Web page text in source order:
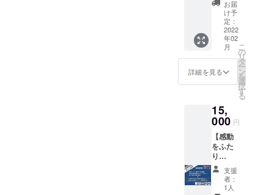
がわ成
美／榊
原ます
み／鴻
奈緒
敬称略
意事
項】 ・
には復
刊本が
含まれ
ませ
ん。
図案を
あわせ
たポス
トカー
ドをラ
ンダム
で1枚
と、盛
計2枚を
お届け
しま
す。 通
常のポ
スト
カード
（100×
148mm
冊） ★
『新実
力主
義』復
刊初版
本にお
名前掲
■『新実
義』の
中に書
かれた
印象的
な文章
をピッ
のメー
ル（1
通） ★
「新実
力主
義」語
録ポス
トカー
ド（6枚
ト） ★
『新実
力主
義』復
刊初版
本（1
冊）を
希望の
場所に
お届
け予
定：
2022
年02
月
詳細を見る
こ
の
リ
タ
ー
ン
を
選
択
す
る
15,
000 円
【感動
をふた
り
で！】
盛田昭
夫塾ペ
支援
者：
1人